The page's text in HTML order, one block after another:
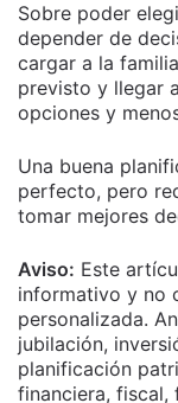
Sobre poder
depender de
cargar a la
previsto y llegar
opciones y
Una buena
perfecto, pero
tomar mejores
Aviso: Este
informativo y no
personalizada.
jubilación,
planificación
financiera, fiscal,